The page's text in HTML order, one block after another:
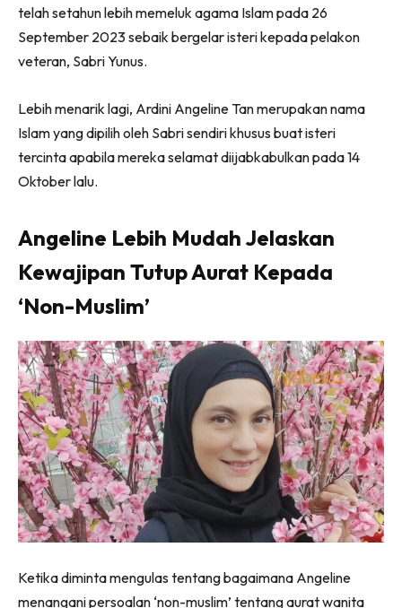
telah setahun lebih memeluk agama Islam pada 26
September 2023 sebaik bergelar isteri kepada pelakon
veteran, Sabri Yunus.
Lebih menarik lagi, Ardini Angeline Tan merupakan nama
Islam yang dipilih oleh Sabri sendiri khusus buat isteri
tercinta apabila mereka selamat diijabkabulkan pada 14
Oktober lalu.
Angeline Lebih Mudah Jelaskan
Kewajipan Tutup Aurat Kepada
‘Non-Muslim’
Ketika diminta mengulas tentang bagaimana Angeline
menangani persoalan ‘non-muslim’ tentang aurat wanita